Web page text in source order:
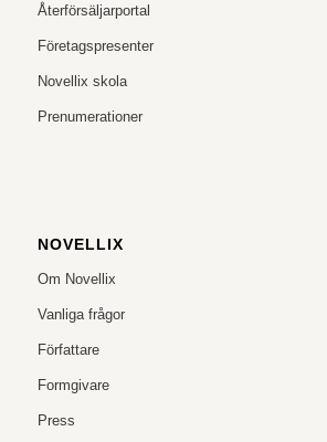
Återförsäljarportal
Företagspresenter
Novellix skola
Prenumerationer
NOVELLIX
Om Novellix
Vanliga frågor
Författare
Formgivare
Press